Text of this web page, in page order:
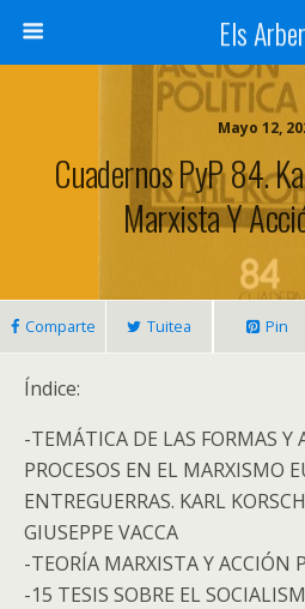
Els
Mayo 12,
Cuadernos PyP 84.
Marxista Y
Comparte Tuitea Pin
Índice:
-TEMÁTICA DE LAS FORMAS Y
PROCESOS EN EL MARXISMO
ENTREGUERRAS. KARL
GIUSEPPE VACCA
-TEORÍA MARXISTA Y ACCIÓN
-15 TESIS SOBRE EL